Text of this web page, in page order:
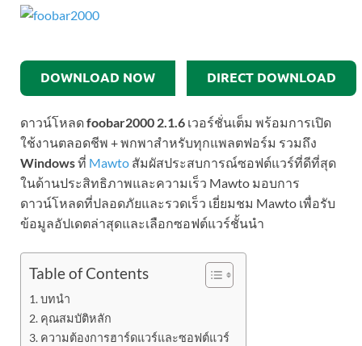
DOWNLOAD NOW DIRECT DOWNLOAD
ดาวน์โหลดfoobar2000 2.1.6 เวอร์ชั่นเต็ม พร้อมการเปิด
ใช้งานตลอดชีพ + พกพาสำหรับทุกแพลตฟอร์ม รวมถึง
Windowsที่ Mawto สัมผัสประสบการณ์ซอฟต์แวร์ที่ดีที่สุด
ในด้านประสิทธิภาพและความเร็ว Mawto มอบการ
ดาวน์โหลดที่ปลอดภัยและรวดเร็ว เยี่ยมชม Mawto เพื่อรับ
ข้อมูลอัปเดตล่าสุดและเลือกซอฟต์แวร์ชั้นนำ
Table of Contents
บทนำ
คุณสมบัติหลัก
ความต้องการฮาร์ดแวร์และซอฟต์แวร์